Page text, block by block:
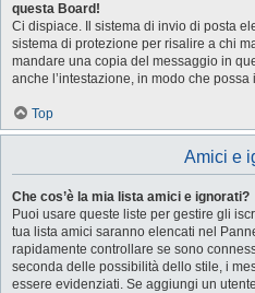
questa Board!
Ci dispiace. Il sistema di invio di posta
sistema di protezione per risalire a chi
mandare una copia del messaggio in
anche l’intestazione, in modo che possa
Top
Amici e
Che cos’è la mia lista amici e ignorati?
Puoi usare queste liste per gestire gli
tua lista amici saranno elencati nel
rapidamente controllare se sono
seconda delle possibilità dello stile, i
essere evidenziati. Se aggiungi un